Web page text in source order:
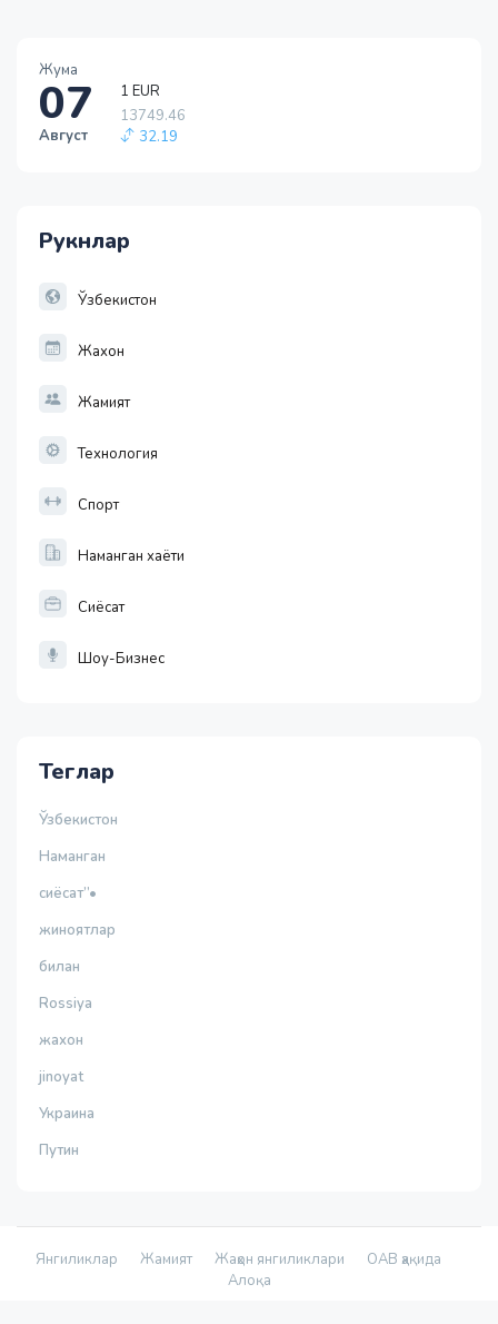
Жума
07
Август
13749.46
1 RUB
Рукнлар
Ўзбекистон
Жахон
Жамият
Технология
Спорт
Наманган хаёти
Сиёсат
Шоу-Бизнес
Теглар
Ўзбекистон
Наманган
сиёсат”•
жиноятлар
билан
Rossiya
жахон
jinoyat
Украина
Путин
Янгиликлар Жамият Жаҳон янгиликлари
ОАВ ҳақида
Алоқа